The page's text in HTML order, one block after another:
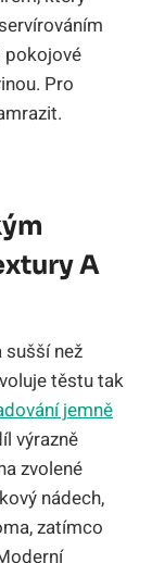
pokojové
Pro
A
sušší než
těstu tak
jemně
výrazně
zvolené
nádech,
zatímco